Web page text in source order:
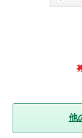
他